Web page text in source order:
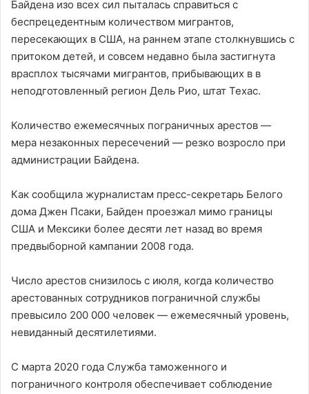
Байдена изо всех сил пыталась справиться с
беспрецедентным количеством мигрантов,
пересекающих в США, на раннем этапе столкнувшись с
притоком детей, и совсем недавно была застигнута
врасплох тысячами мигрантов, прибывающих в в
неподготовленный регион Дель Рио, штат Техас.
Количество ежемесячных пограничных арестов —
мера незаконных пересечений — резко возросло при
администрации Байдена.
Как сообщила журналистам пресс-секретарь Белого
дома Джен Псаки, Байден проезжал мимо границы
США и Мексики более десяти лет назад во время
предвыборной кампании 2008 года.
Число арестов снизилось с июля, когда количество
арестованных сотрудников пограничной службы
превысило 200 000 человек — ежемесячный уровень,
невиданный десятилетиями.
С марта 2020 года Служба таможенного и
пограничного контроля обеспечивает соблюдение